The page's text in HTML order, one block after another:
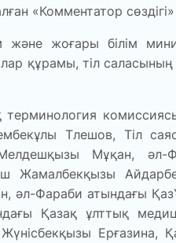
«Комментатор
жоғары білім
құрамы, тіл
Тлешов, Тіл
Мұқан, әл-
әл-Фараби атындағы
Қазақ ұлттық
Ерғазина,